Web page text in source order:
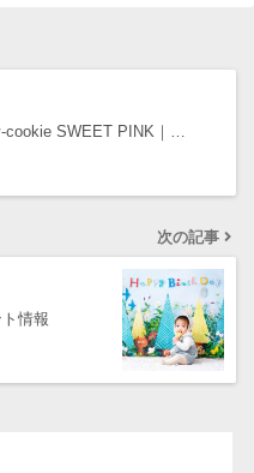
cookie SWEET PINK｜…
次の記事
情報